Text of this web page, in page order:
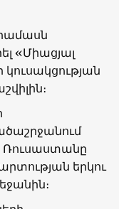
«Միացյալ
Ռուսաստանը
երկու